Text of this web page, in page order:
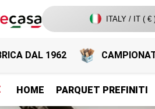
ITALY / IT (
DAL 1962
HOME PARQUET PREFINITI